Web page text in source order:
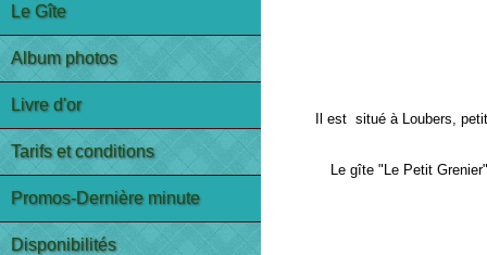
Il est situé à Loubers,
Le gîte "Le Petit Grenier"
Le Gîte
Album photos
Livre d'or
Tarifs et conditions
Promos-Dernière minute
Disponibilités